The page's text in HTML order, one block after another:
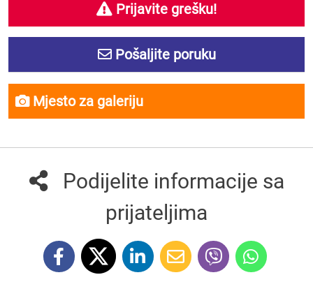
Prijavite grešku!
Pošaljite poruku
Mjesto za galeriju
Podijelite informacije sa
prijateljima